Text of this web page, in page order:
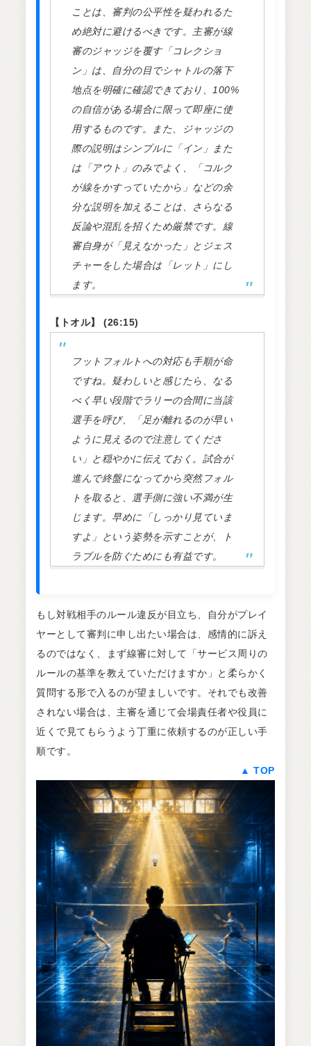
ことは、審判の公平性を疑われるた
め絶対に避けるべきです。主審が線
審のジャッジを覆す「コレクショ
ン」は、自分の目でシャトルの落下
地点を明確に確認できており、100%
の自信がある場合に限って即座に使
用するものです。また、ジャッジの
際の説明はシンプルに「イン」また
は「アウト」のみでよく、「コルク
が線をかすっていたから」などの余
分な説明を加えることは、さらなる
反論や混乱を招くため厳禁です。線
審自身が「見えなかった」とジェス
チャーをした場合は「レット」にし
ます。
【トオル】 (26:15)
フットフォルトへの対応も手順が命
ですね。疑わしいと感じたら、なる
べく早い段階でラリーの合間に当該
選手を呼び、「足が離れるのが早い
ように見えるので注意してくださ
い」と穏やかに伝えておく。試合が
進んで終盤になってから突然フォル
トを取ると、選手側に強い不満が生
じます。早めに「しっかり見ていま
すよ」という姿勢を示すことが、ト
ラブルを防ぐためにも有益です。
もし対戦相手のルール違反が目立ち、自分がプレイ
ヤーとして審判に申し出たい場合は、感情的に訴え
るのではなく、まず線審に対して「サービス周りの
ルールの基準を教えていただけますか」と柔らかく
質問する形で入るのが望ましいです。それでも改善
されない場合は、主審を通じて会場責任者や役員に
近くで見てもらうよう丁重に依頼するのが正しい手
順です。
▲ TOP